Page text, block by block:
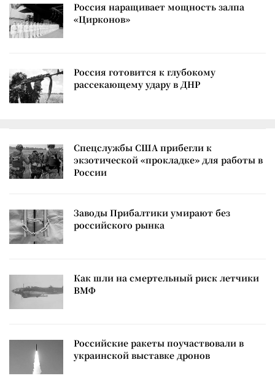
Россия наращивает мощность залпа
«Цирконов»
Россия готовится к глубокому
рассекающему удару в ДНР
Спецслужбы США прибегли к
экзотической «прокладке» для работы в
России
Заводы Прибалтики умирают без
российского рынка
Как шли на смертельный риск летчики
ВМФ
Российские ракеты поучаствовали в
украинской выставке дронов